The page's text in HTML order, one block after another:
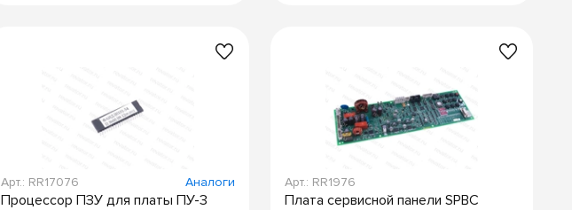
Арт.: RR17076 Аналоги
Процессор ПЗУ для платы ПУ-3
Арт.: RR1976
Плата сервисной панели SPBC